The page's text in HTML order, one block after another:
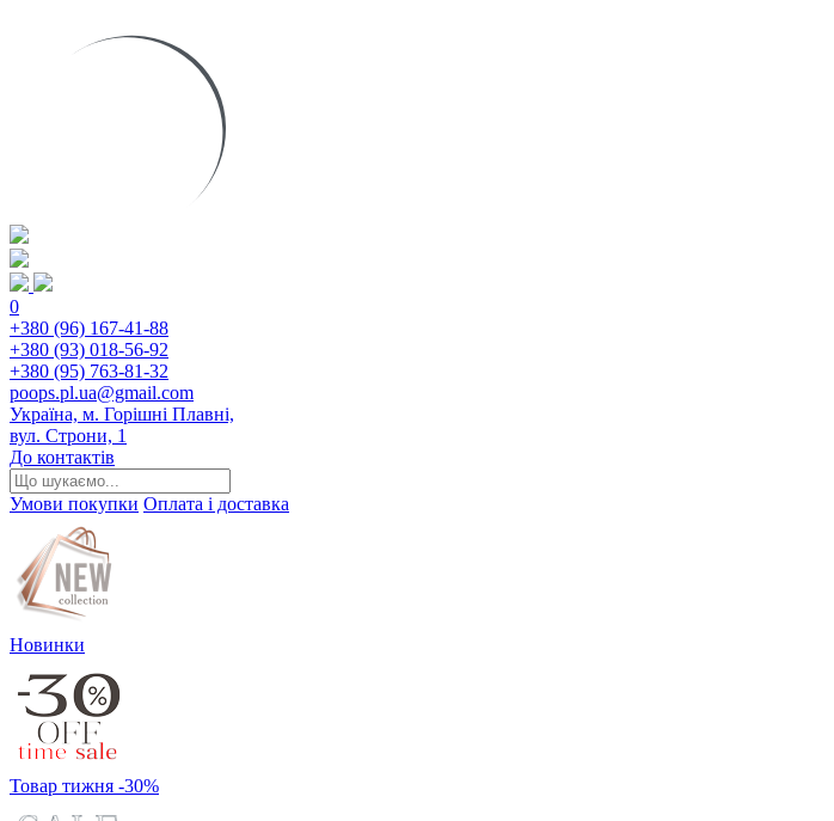
0
+380 (96) 167-41-88
+380 (93) 018-56-92
+380 (95) 763-81-32
poops.pl.ua@gmail.com
Україна, м. Горішні Плавні,
вул. Строни, 1
До контактів
Умови покупки Оплата і доставка
Новинки
Товар тижня -30%